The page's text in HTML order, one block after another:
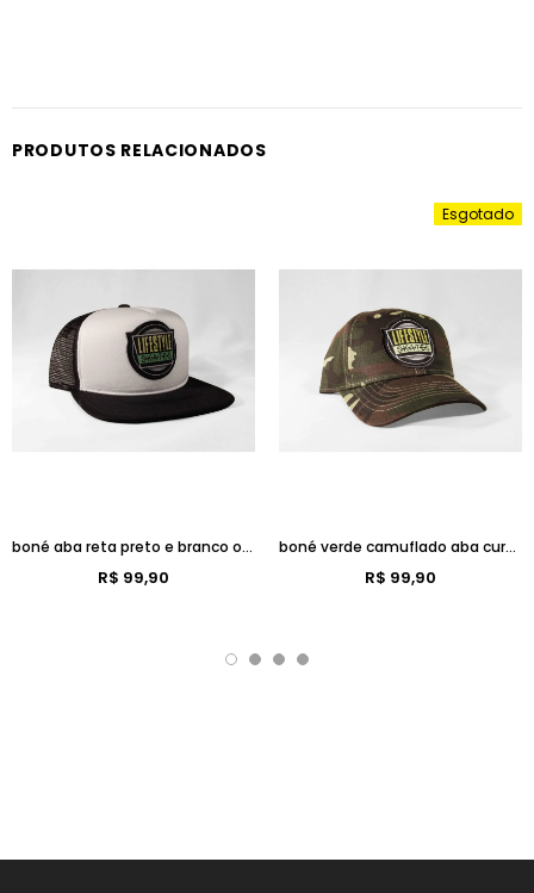
PRODUTOS RELACIONADOS
boné aba reta preto e branco old school
R$ 99,90
Esgotado
boné verde camuflado aba curva old school
R$ 99,90